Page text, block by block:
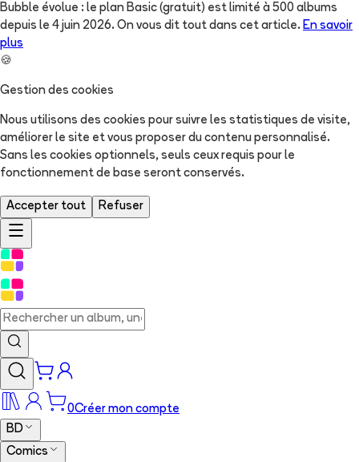
Bubble évolue : le plan Basic (gratuit) est limité à 500 albums
depuis le 4 juin 2026. On vous dit tout dans cet article. En savoir
plus
🍪
Gestion des cookies
Nous utilisons des cookies pour suivre les statistiques de visite,
améliorer le site et vous proposer du contenu personnalisé.
Sans les cookies optionnels, seuls ceux requis pour le
fonctionnement de base seront conservés.
Accepter tout Refuser
0Créer mon compte
BD
Comics